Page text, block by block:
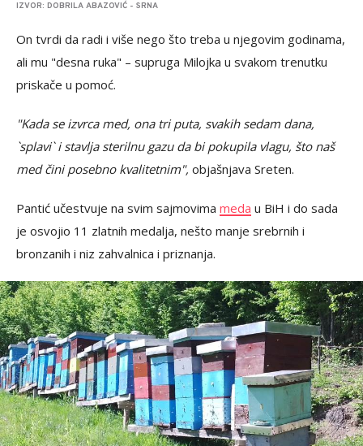
IZVOR: DOBRILA ABAZOVIĆ - SRNA
On tvrdi da radi i više nego što treba u njegovim godinama,
ali mu "desna ruka" – supruga Milojka u svakom trenutku
priskače u pomoć.
"Kada se izvrca med, ona tri puta, svakih sedam dana,
`splavi` i stavlja sterilnu gazu da bi pokupila vlagu, što naš
med čini posebno kvalitetnim", objašnjava Sreten.
Pantić učestvuje na svim sajmovima meda u BiH i do sada
je osvojio 11 zlatnih medalja, nešto manje srebrnih i
bronzanih i niz zahvalnica i priznanja.